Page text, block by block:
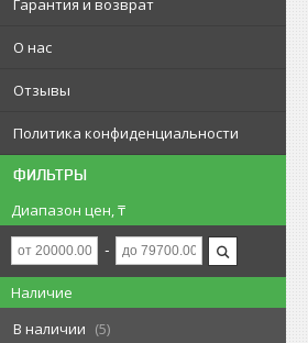
Гарантия и возврат
О нас
Отзывы
Политика конфиденциальности
ФИЛЬТРЫ
Диапазон цен, ₸
Наличие
В наличии
5